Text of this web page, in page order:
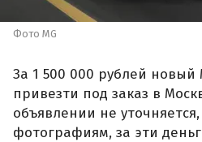
Фото MG
За 1 500 000 рублей новый
привезти под заказ в
объявлении не
фотографиям, за эти